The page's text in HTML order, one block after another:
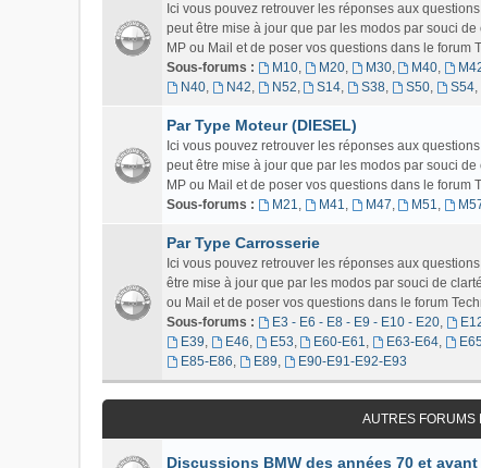
Ici vous pouvez retrouver les réponses aux
peut être mise à jour que par les modos par souci
MP ou Mail et de poser vos questions dans le forum
Sous-forums :
M10, M20, M30, M40,
N40, N42, N52, S14, S38, S50, S54,
Par Type Moteur (DIESEL)
Ici vous pouvez retrouver les réponses aux
peut être mise à jour que par les modos par souci
MP ou Mail et de poser vos questions dans le forum
Sous-forums :
M21, M41, M47, M51,
Par Type Carrosserie
Ici vous pouvez retrouver les réponses aux
être mise à jour que par les modos par souci de
ou Mail et de poser vos questions dans le forum
Sous-forums :
E3 - E6 - E8 - E9 - E10 - E20,
E39, E46, E53, E60-E61, E63-E64,
E85-E86, E89, E90-E91-E92-E93
AUTRES FORUMS
Discussions BMW des années 70 et avant